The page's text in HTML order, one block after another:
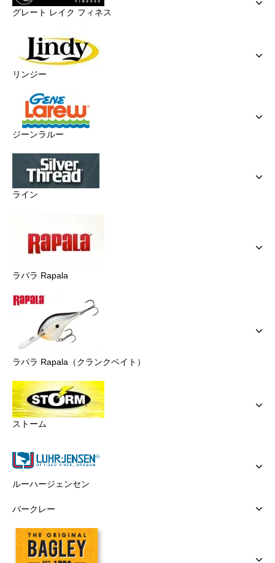
グレート レイク フィネス
リンジー
ジーンラルー
ライン
ラパラ Rapala
ラパラ Rapala（クランクベイト）
ストーム
ルーハージェンセン
バークレー